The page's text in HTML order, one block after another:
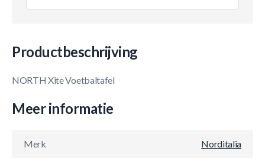
Productbeschrijving
NORTH Xite Voetbaltafel
Meer informatie
Merk Norditalia